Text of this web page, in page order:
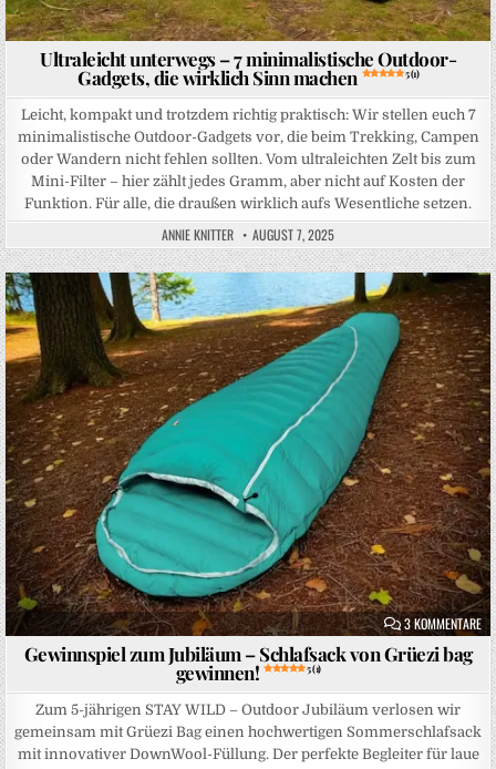
Ultraleicht unterwegs – 7 minimalistische Outdoor-
Gadgets, die wirklich Sinn machen 5 (1)
Leicht, kompakt und trotzdem richtig praktisch: Wir stellen euch 7
minimalistische Outdoor-Gadgets vor, die beim Trekking, Campen
oder Wandern nicht fehlen sollten. Vom ultraleichten Zelt bis zum
Mini-Filter – hier zählt jedes Gramm, aber nicht auf Kosten der
Funktion. Für alle, die draußen wirklich aufs Wesentliche setzen.
ANNIE KNITTER AUGUST 7, 2025
3 KOMMENTARE
Posted in
Gewinnspiel zum Jubiläum – Schlafsack von Grüezi bag
gewinnen! 5 (1)
Zum 5-jährigen STAY WILD – Outdoor Jubiläum verlosen wir
gemeinsam mit Grüezi Bag einen hochwertigen Sommerschlafsack
mit innovativer DownWool-Füllung. Der perfekte Begleiter für laue